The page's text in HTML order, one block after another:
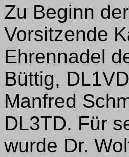
Zu Beginn
Vorsitzende
Ehrennadel
Büttig,
Manfred
DL3TD. Für
wurde Dr.